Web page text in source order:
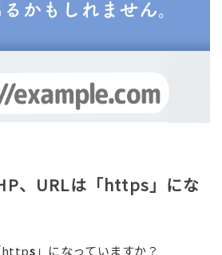
、URLは「https」にな
https 」になっていますか？